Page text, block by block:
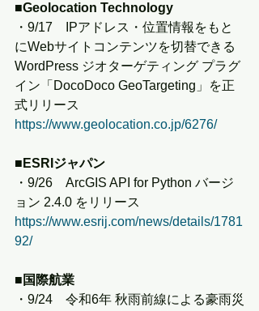
■Geolocation Technology
・9/17　IPアドレス・位置情報をもと
にWebサイトコンテンツを切替できる
WordPress ジオターゲティング プラグ
イン「DocoDoco GeoTargeting」を正
式リリース
https://www.geolocation.co.jp/6276/
■ESRIジャパン
・9/26　ArcGIS API for Python バージ
ョン 2.4.0 をリリース
https://www.esrij.com/news/details/1781
92/
■国際航業
・9/24　令和6年 秋雨前線による豪雨災